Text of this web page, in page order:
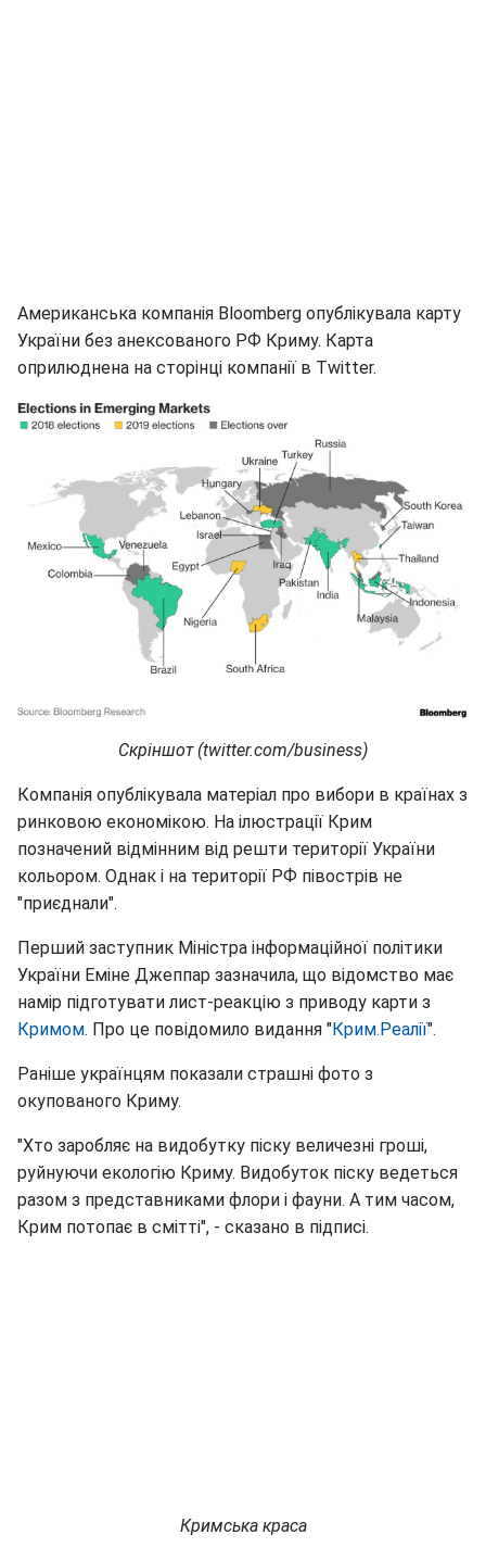
Американська компанія Bloomberg опублікувала карту
України без анексованого РФ Криму. Карта
оприлюднена на сторінці компанії в Twitter.
Скріншот (twitter.com/business)
Компанія опублікувала матеріал про вибори в країнах з
ринковою економікою. На ілюстрації Крим
позначений відмінним від решти території України
кольором. Однак і на території РФ півострів не
"приєднали".
Перший заступник Міністра інформаційної політики
України Еміне Джеппар зазначила, що відомство має
намір підготувати лист-реакцію з приводу карти з
Кримом. Про це повідомило видання "Крим.Реалії".
Раніше українцям показали страшні фото з
окупованого Криму.
"Хто заробляє на видобутку піску величезні гроші,
руйнуючи екологію Криму. Видобуток піску ведеться
разом з представниками флори і фауни. А тим часом,
Крим потопає в смітті", - сказано в підписі.
Кримська краса